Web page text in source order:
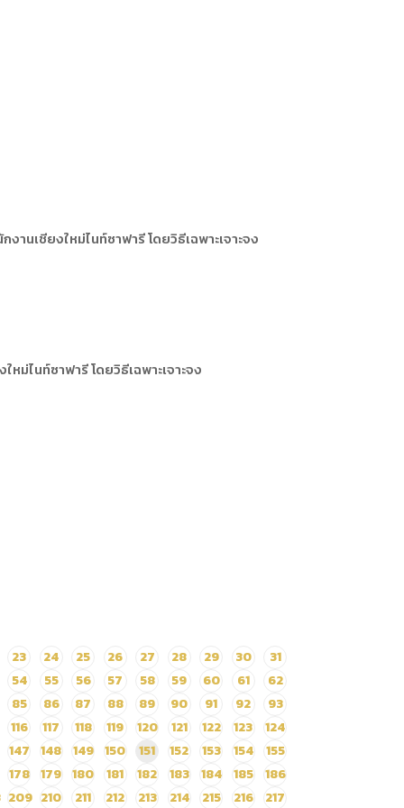
นเชียงใหม่ไนท์ซาฟารี โดยวิธีเฉพาะเจาะจง
ม่ไนท์ซาฟารี โดยวิธีเฉพาะเจาะจง
23 24 25 26 27 28 29 30
31
54 55 56 57 58 59 60 61
62
85 86 87 88 89 90 91 92
93
116 117 118 119 120 121 122 123
124
147 148 149 150 151 152 153 154
155
178 179 180 181 182 183 184 185
186
209 210 211 212 213 214 215 216 217